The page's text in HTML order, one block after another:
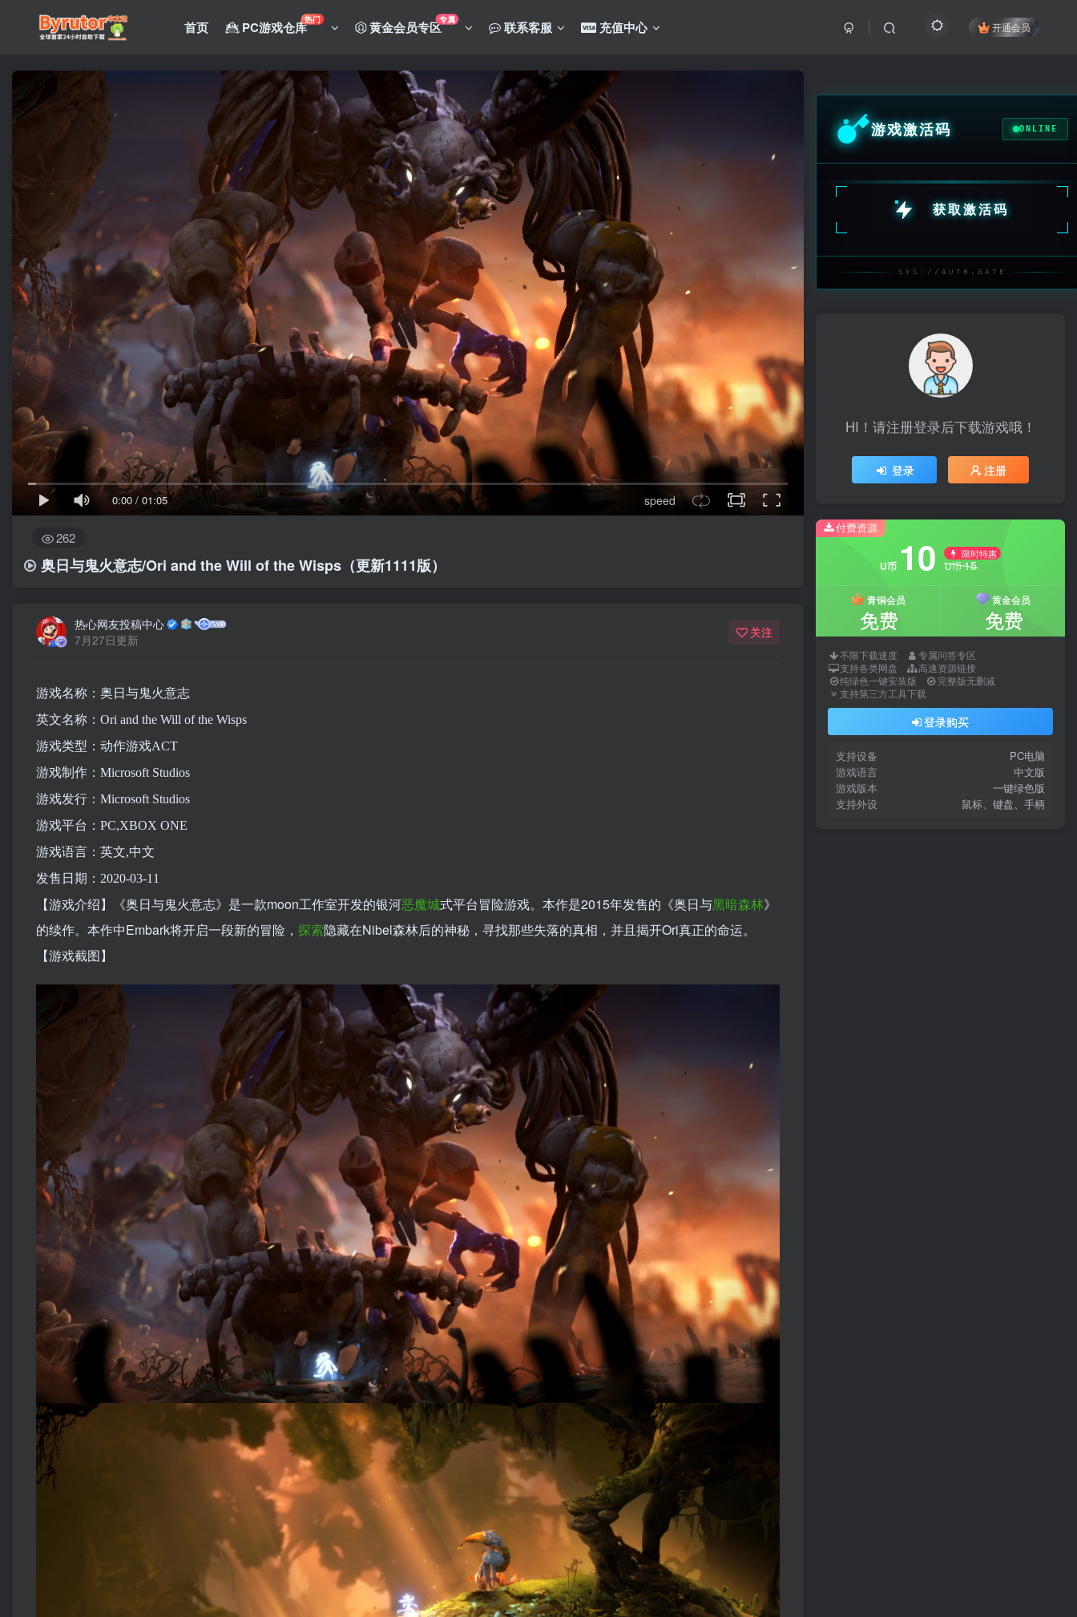
首页 PC游戏仓库热门 黄金会员专区专属 联系客服 充值中心 开通会员
0:00 / 01:05 speed
262
奥日与鬼火意志/Ori and the Will of the Wisps（更新1111版）
热心网友投稿中心
7月27日更新
关注
游戏名称：奥日与鬼火意志
英文名称：Ori and the Will of the Wisps
游戏类型：动作游戏ACT
游戏制作：Microsoft Studios
游戏发行：Microsoft Studios
游戏平台：PC,XBOX ONE
游戏语言：英文,中文
发售日期：2020-03-11
【游戏介绍】《奥日与鬼火意志》是一款moon工作室开发的银河恶魔城式平台冒险游戏。本作是2015年发售的《奥日与黑暗森林》
的续作。本作中Embark将开启一段新的冒险， 探索隐藏在Nibel森林后的神秘，寻找那些失落的真相，并且揭开Ori真正的命运。
【游戏截图】
游戏激活码 ONLINE
获取激活码
SYS://AUTH.GATE
HI！请注册登录后下载游戏哦！
登录 注册
付费资源
U币 10 限时特惠
U币15
青铜会员
免费
黄金会员
免费
不限下载速度
专属问答专区
支持各类网盘
高速资源链接
纯绿色一键安装版
完整版无删减
支持第三方工具下载
登录购买
支持设备
PC电脑
游戏语言
中文版
游戏版本
一键绿色版
支持外设
鼠标、键盘、手柄